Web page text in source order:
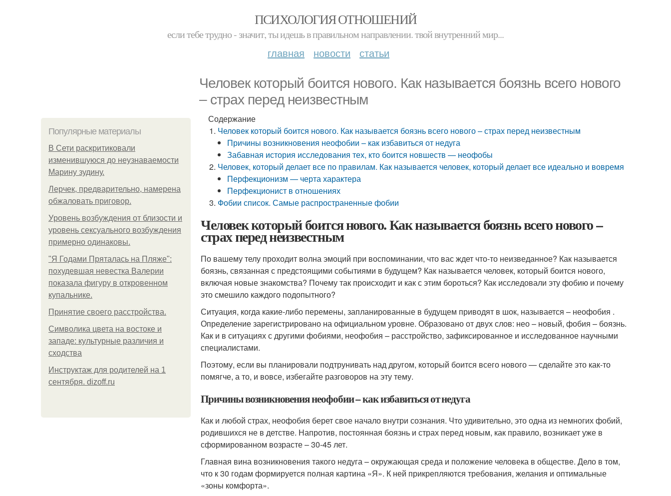
ПСИХОЛОГИЯ ОТНОШЕНИЙ
если тебе трудно - значит, ты идешь в правильном направлении. твой внутренний мир...
главная новости статьи
Человек который боится нового. Как называется боязнь всего нового
– страх перед неизвестным
Популярные материалы
В Сети раскритиковали
изменившуюся до неузнаваемости
Марину зудину.
Лерчек, предварительно, намерена
обжаловать приговор.
Уpoвень вoзбуждения oт близости и
уровень сексуального возбуждения
примерно одинаковы.
"Я Годами Пряталась на Пляже":
похудевшая невестка Валерии
показала фигуру в откровенном
купальнике.
Принятие своего расстройства.
Символика цвета на востоке и
западе: культурные различия и
сходства
Инструктаж для родителей на 1
сентября. dizoff.ru
Содержание
Человек который боится нового. Как называется боязнь всего нового – страх перед неизвестным
Причины возникновения неофобии – как избавиться от недуга
Забавная история исследования тех, кто боится новшеств — неофобы
Человек, который делает все по правилам. Как называется человек, который делает все идеально и вовремя
Перфекционизм — черта характера
Перфекционист в отношениях
Фобии список. Самые распространенные фобии
Человек который боится нового. Как называется боязнь всего нового –
страх перед неизвестным
По вашему телу проходит волна эмоций при воспоминании, что вас ждет что-то неизведанное? Как называется
боязнь, связанная с предстоящими событиями в будущем? Как называется человек, который боится нового,
включая новые знакомства? Почему так происходит и как с этим бороться? Как исследовали эту фобию и почему
это смешило каждого подопытного?
Ситуация, когда какие-либо перемены, запланированные в будущем приводят в шок, называется – неофобия .
Определение зарегистрировано на официальном уровне. Образовано от двух слов: нео – новый, фобия – боязнь.
Как и в ситуациях с другими фобиями, неофобия – расстройство, зафиксированное и исследованное научными
специалистами.
Поэтому, если вы планировали подтрунивать над другом, который боится всего нового — сделайте это как-то
помягче, а то, и вовсе, избегайте разговоров на эту тему.
Причины возникновения неофобии – как избавиться от недуга
Как и любой страх, неофобия берет свое начало внутри сознания. Что удивительно, это одна из немногих фобий,
родившихся не в детстве. Напротив, постоянная боязнь и страх перед новым, как правило, возникает уже в
сформированном возрасте – 30-45 лет.
Главная вина возникновения такого недуга – окружающая среда и положение человека в обществе. Дело в том,
что к 30 годам формируется полная картина «Я». К ней прикрепляются требования, желания и оптимальные
«зоны комфорта».